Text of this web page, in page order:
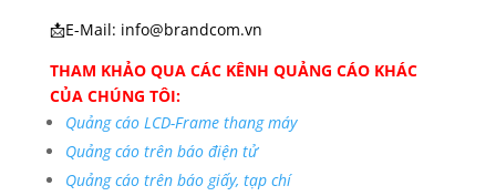
📩E-Mail: info@brandcom.vn
THAM KHẢO QUA CÁC KÊNH QUẢNG CÁO KHÁC
CỦA CHÚNG TÔI:
Quảng cáo LCD-Frame thang máy
Quảng cáo trên báo điện tử
Quảng cáo trên báo giấy, tạp chí